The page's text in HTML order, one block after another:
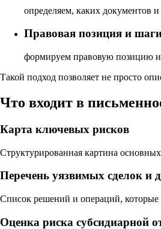
определяем, каких документов
Правовая позиция и
формируем правовую позицию и
Такой подход позволяет не просто
Что входит в
Карта ключевых рисков
Структурированная картина
Перечень уязвимых сделок и
Список решений и операций, которые
Оценка риска субсидиарной